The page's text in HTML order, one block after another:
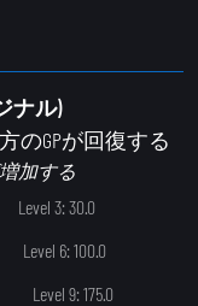
ナル)
のGPが回復する
加する
Level 3: 30.0
Level 6: 100.0
Level 9: 175.0